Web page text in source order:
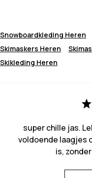
Snowboardkleding Heren
Skimaskers Heren
Skikleding Heren
super chille jas.
voldoende laagjes
is,